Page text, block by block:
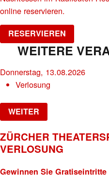
online reservieren.
RESERVIEREN
WEITERE
Donnerstag, 13.08.2026
Verlosung
WEITER
ZÜRCHER
VERLOSUNG
Gewinnen Sie